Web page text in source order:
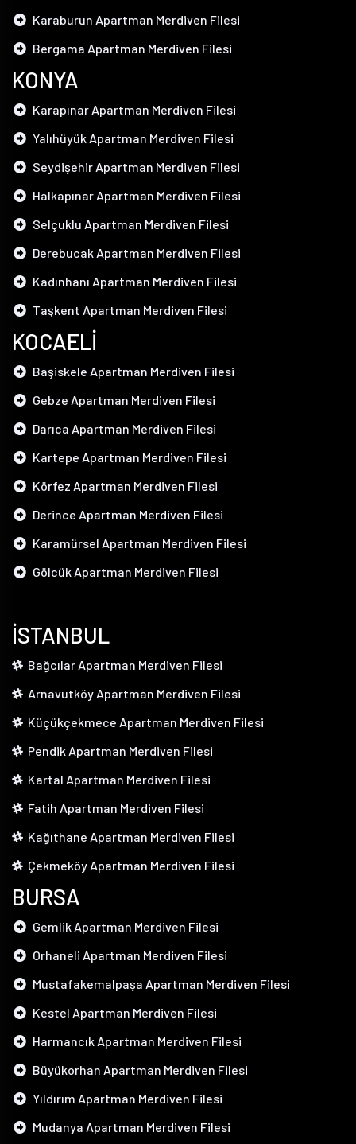
Karaburun Apartman Merdiven Filesi
Bergama Apartman Merdiven Filesi
KONYA
Karapınar Apartman Merdiven Filesi
Yalıhüyük Apartman Merdiven Filesi
Seydişehir Apartman Merdiven Filesi
Halkapınar Apartman Merdiven Filesi
Selçuklu Apartman Merdiven Filesi
Derebucak Apartman Merdiven Filesi
Kadınhanı Apartman Merdiven Filesi
Taşkent Apartman Merdiven Filesi
KOCAELİ
Başiskele Apartman Merdiven Filesi
Gebze Apartman Merdiven Filesi
Darıca Apartman Merdiven Filesi
Kartepe Apartman Merdiven Filesi
Körfez Apartman Merdiven Filesi
Derince Apartman Merdiven Filesi
Karamürsel Apartman Merdiven Filesi
Gölcük Apartman Merdiven Filesi
İSTANBUL
Bağcılar Apartman Merdiven Filesi
Arnavutköy Apartman Merdiven Filesi
Küçükçekmece Apartman Merdiven Filesi
Pendik Apartman Merdiven Filesi
Kartal Apartman Merdiven Filesi
Fatih Apartman Merdiven Filesi
Kağıthane Apartman Merdiven Filesi
Çekmeköy Apartman Merdiven Filesi
BURSA
Gemlik Apartman Merdiven Filesi
Orhaneli Apartman Merdiven Filesi
Mustafakemalpaşa Apartman Merdiven Filesi
Kestel Apartman Merdiven Filesi
Harmancık Apartman Merdiven Filesi
Büyükorhan Apartman Merdiven Filesi
Yıldırım Apartman Merdiven Filesi
Mudanya Apartman Merdiven Filesi